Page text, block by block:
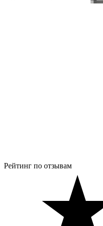
Рейтинг по отзывам